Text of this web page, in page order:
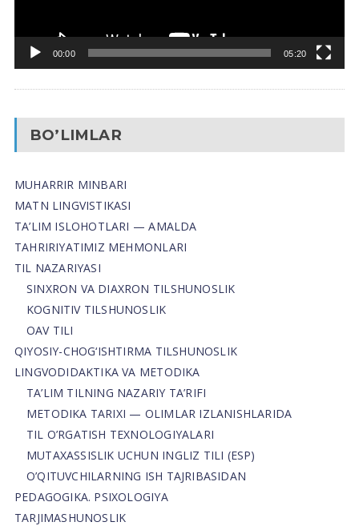
00:00 05:20
BO’LIMLAR
MUHARRIR MINBARI
MATN LINGVISTIKASI
TA’LIM ISLOHOTLARI — AMALDA
TAHRIRIYATIMIZ MEHMONLARI
TIL NAZARIYASI
SINXRON VA DIAXRON TILSHUNOSLIK
KOGNITIV TILSHUNOSLIK
OAV TILI
QIYOSIY-CHOG‘ISHTIRMA TILSHUNOSLIK
LINGVODIDAKTIKA VA METODIKA
TA’LIM TILNING NAZARIY TA’RIFI
METODIKA TARIXI — OLIMLAR IZLANISHLARIDA
TIL O’RGATISH TEXNOLOGIYALARI
MUTAXASSISLIK UCHUN INGLIZ TILI (ESP)
O’QITUVCHILARNING ISH TAJRIBASIDAN
PEDAGOGIKA. PSIXOLOGIYA
TARJIMASHUNOSLIK